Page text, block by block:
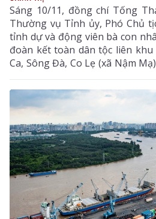
Sáng 10/11, đồng chí Tống
Thường vụ Tỉnh ủy, Phó Chủ
tỉnh dự và động viên bà con
đoàn kết toàn dân tộc liên khu
Ca, Sông Đà, Co Lẹ (xã Nậm